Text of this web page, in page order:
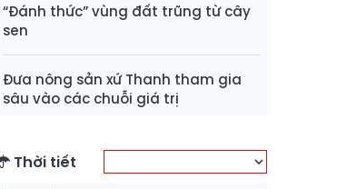
“Đánh thức” vùng đất trũng từ cây
sen
Đưa nông sản xứ Thanh tham gia
sâu vào các chuỗi giá trị
Thời tiết